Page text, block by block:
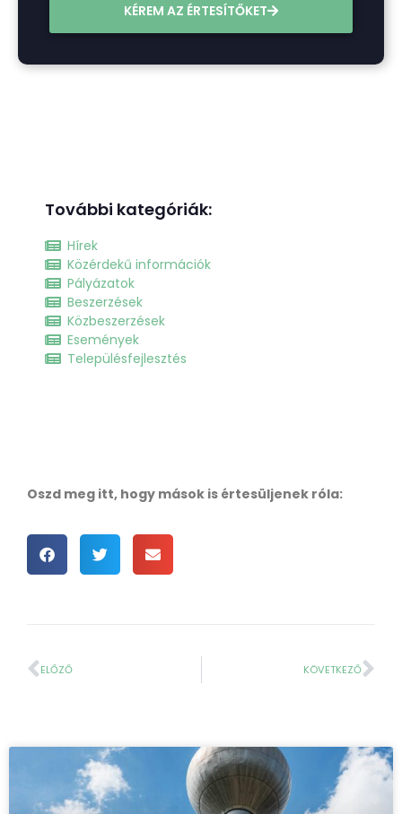
KÉREM AZ ÉRTESÍTŐKET
További kategóriák:
Hírek
Közérdekű információk
Pályázatok
Beszerzések
Közbeszerzések
Események
Településfejlesztés
Oszd meg itt, hogy mások is értesüljenek róla:
ELŐZŐ KÖVETKEZŐ